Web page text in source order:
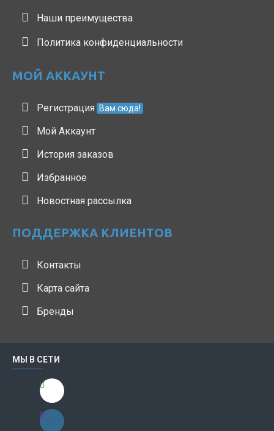
Наши преимущества
Политика конфиденциальности
МОЙ АККАУНТ
Регистрация Вам сюда!
Мой Аккаунт
История заказов
Избранное
Новостная рассылка
ПОДДЕРЖКА КЛИЕНТОВ
Контакты
Карта сайта
Бренды
МЫ В СЕТИ